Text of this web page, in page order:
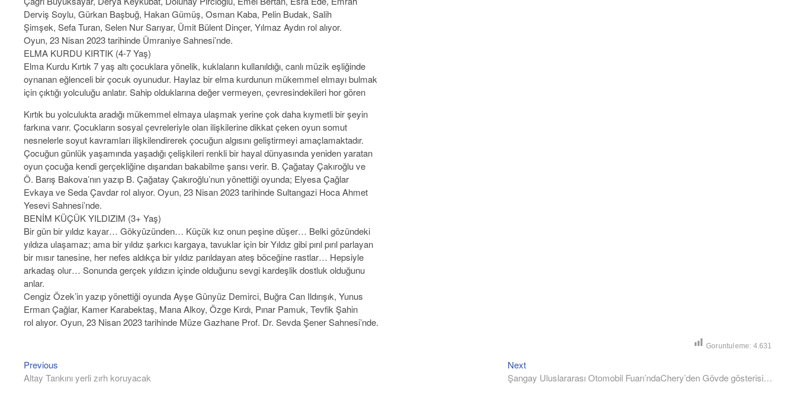
Derviş Soylu, Gürkan Başbuğ, Hakan Gümüş, Osman Kaba, Pelin Budak, Salih
Şimşek, Sefa Turan, Selen Nur Sarıyar, Ümit Bülent Dinçer, Yılmaz Aydın rol alıyor.
Oyun, 23 Nisan 2023 tarihinde Ümraniye Sahnesi’nde.
ELMA KURDU KIRTIK (4-7 Yaş)
Elma Kurdu Kırtık 7 yaş altı çocuklara yönelik, kuklaların kullanıldığı, canlı müzik eşliğinde
oynanan eğlenceli bir çocuk oyunudur. Haylaz bir elma kurdunun mükemmel elmayı bulmak
için çıktığı yolculuğu anlatır. Sahip olduklarına değer vermeyen, çevresindekileri hor gören
Kırtık bu yolculukta aradığı mükemmel elmaya ulaşmak yerine çok daha kıymetli bir şeyin
farkına varır. Çocukların sosyal çevreleriyle olan ilişkilerine dikkat çeken oyun somut
nesnelerle soyut kavramları ilişkilendirerek çocuğun algısını geliştirmeyi amaçlamaktadır.
Çocuğun günlük yaşamında yaşadığı çelişkileri renkli bir hayal dünyasında yeniden yaratan
oyun çocuğa kendi gerçekliğine dışarıdan bakabilme şansı verir. B. Çağatay Çakıroğlu ve
Ö. Barış Bakova’nın yazıp B. Çağatay Çakıroğlu’nun yönettiği oyunda; Elyesa Çağlar
Evkaya ve Seda Çavdar rol alıyor. Oyun, 23 Nisan 2023 tarihinde Sultangazi Hoca Ahmet
Yesevi Sahnesi’nde.
BENİM KÜÇÜK YILDIZIM (3+ Yaş)
Bir gün bir yıldız kayar… Gökyüzünden… Küçük kız onun peşine düşer… Belki gözündeki
yıldıza ulaşamaz; ama bir yıldız şarkıcı kargaya, tavuklar için bir Yıldız gibi pırıl pırıl parlayan
bir mısır tanesine, her nefes aldıkça bir yıldız parıldayan ateş böceğine rastlar… Hepsiyle
arkadaş olur… Sonunda gerçek yıldızın içinde olduğunu sevgi kardeşlik dostluk olduğunu
anlar.
Cengiz Özek’in yazıp yönettiği oyunda Ayşe Günyüz Demirci, Buğra Can Ildırışık, Yunus
Erman Çağlar, Kamer Karabektaş, Mana Alkoy, Özge Kırdı, Pınar Pamuk, Tevfik Şahin
rol alıyor. Oyun, 23 Nisan 2023 tarihinde Müze Gazhane Prof. Dr. Sevda Şener Sahnesi’nde.
Goruntuleme: 4.631
Yazı
gezinmesi
Previous
post:
Altay Tankını yerli zırh koruyacak
NextNext
post:
Şangay Uluslararası Otomobil Fuarı’ndaChery’den Gövde gösterisi…